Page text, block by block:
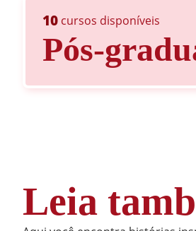
10 cursos disponíveis
Pós-
Leia